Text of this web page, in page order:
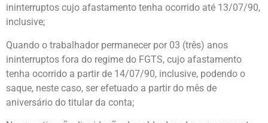
ininterruptos cujo afastamento tenha ocorrido até 13/07/90,
inclusive;
Quando o trabalhador permanecer por 03 (três) anos
ininterruptos fora do regime do FGTS, cujo afastamento
tenha ocorrido a partir de 14/07/90, inclusive, podendo o
saque, neste caso, ser efetuado a partir do mês de
aniversário do titular da conta;